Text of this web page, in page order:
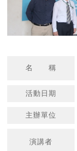
名 稱
活動日期
主辦單位
演講者